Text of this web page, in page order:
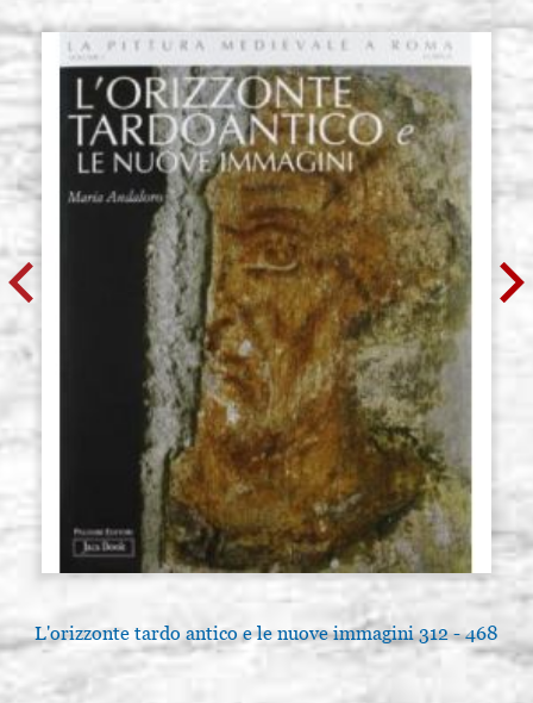
L'orizzonte tardo antico e le nuove immagini 312 - 468